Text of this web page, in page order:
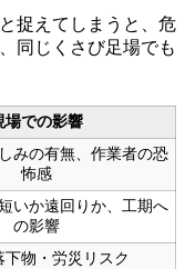
捉えてしまうと、危
同じくさび足場でも
場での影響
みの有無、作業者の恐
怖感
いか遠回りか、工期へ
の影響
下物・労災リスク